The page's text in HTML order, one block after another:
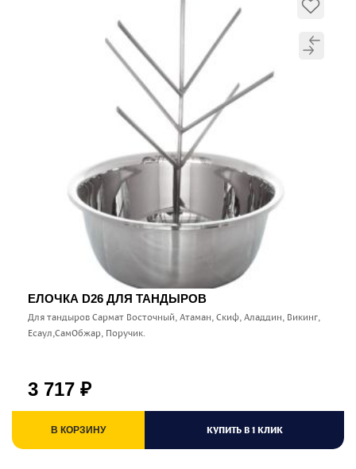
ЕЛОЧКА D26 ДЛЯ ТАНДЫРОВ
Для тандыров Сармат Восточный, Атаман, Скиф, Аладдин, Викинг,
Есаул,СамОбжар, Поручик.
3 717 ₽
В КОРЗИНУ КУПИТЬ В 1 КЛИК